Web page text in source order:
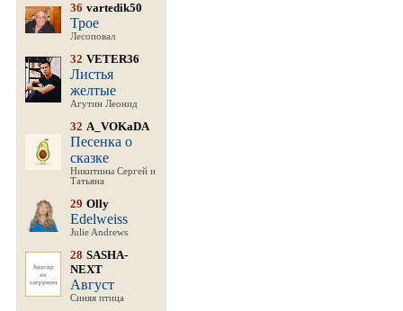
36 vartedik50
Трое
Лесоповал
32 VETER36
Листья
желтые
Агутин Леонид
32 A_VOKaDA
Песенка о
сказке
Никитины Сергей и
Татьяна
29 Olly
Edelweiss
Julie Andrews
28 SASHA-
NEXT
Август
Синяя птица